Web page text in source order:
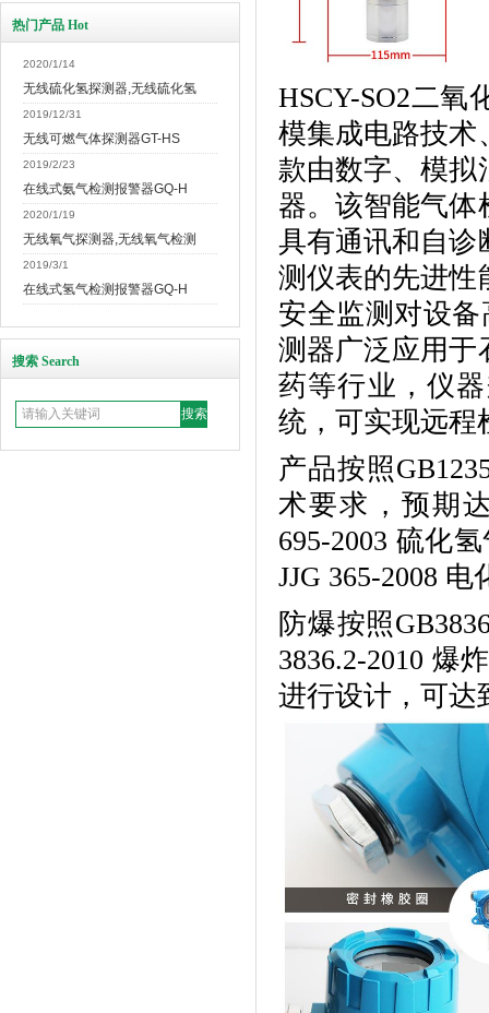
热门产品 Hot
2020/1/14
无线硫化氢探测器,无线硫化氢
2019/12/31
无线可燃气体探测器GT-HS
2019/2/23
在线式氨气检测报警器GQ-H
2020/1/19
无线氧气探测器,无线氧气检测
2019/3/1
在线式氢气检测报警器GQ-H
搜索 Search
HSCY-SO2二氧
模集成电路技术
款由数字、模拟
器。该智能气体
具有通讯和自诊
测仪表的先进性
安全监测对设
测器广泛应用于
药等行业，仪
统，可实现远程
产品按照
术要求，预期
695-2003 硫化
JJG 365-2008
防爆按照
3836.2-2010 爆
进行设计，可达